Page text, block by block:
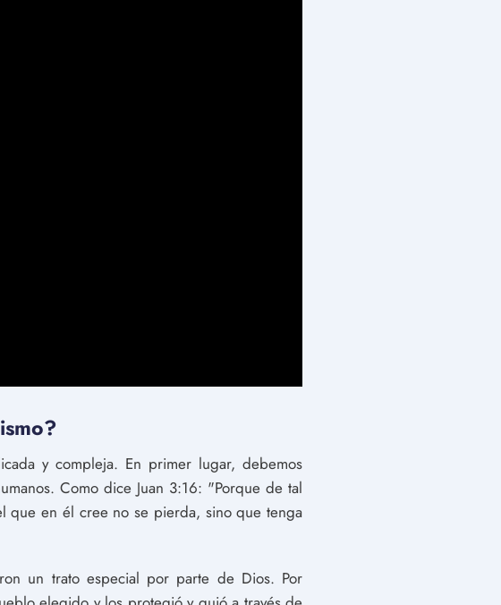
y compleja. En primer lugar, debemos
Como dice Juan 3:16: "Porque de tal
que en él cree no se pierda, sino que tenga
un trato especial por parte de Dios. Por